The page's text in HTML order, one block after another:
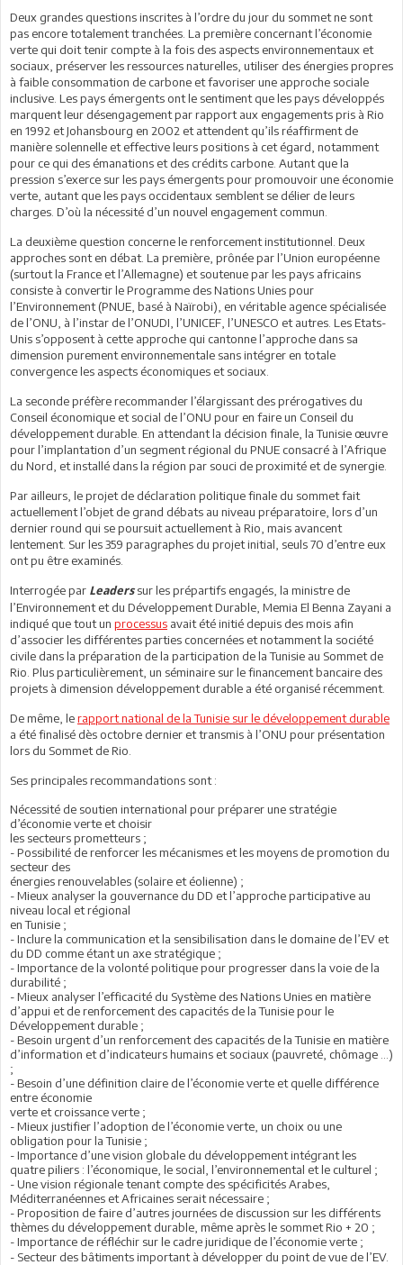
Deux grandes questions inscrites à l’ordre du jour du sommet ne sont
pas encore totalement tranchées. La première concernant l’économie
verte qui doit tenir compte à la fois des aspects environnementaux et
sociaux, préserver les ressources naturelles, utiliser des énergies propres
à faible consommation de carbone et favoriser une approche sociale
inclusive. Les pays émergents ont le sentiment que les pays développés
marquent leur désengagement par rapport aux engagements pris à Rio
en 1992 et Johansbourg en 2002 et attendent qu’ils réaffirment de
manière solennelle et effective leurs positions à cet égard, notamment
pour ce qui des émanations et des crédits carbone. Autant que la
pression s’exerce sur les pays émergents pour promouvoir une économie
verte, autant que les pays occidentaux semblent se délier de leurs
charges. D’où la nécessité d’un nouvel engagement commun.
La deuxième question concerne le renforcement institutionnel. Deux
approches sont en débat. La première, prônée par l’Union européenne
(surtout la France et l’Allemagne) et soutenue par les pays africains
consiste à convertir le Programme des Nations Unies pour
l’Environnement (PNUE, basé à Naïrobi), en véritable agence spécialisée
de l’ONU, à l’instar de l’ONUDI, l’UNICEF, l’UNESCO et autres. Les Etats-
Unis s’opposent à cette approche qui cantonne l’approche dans sa
dimension purement environnementale sans intégrer en totale
convergence les aspects économiques et sociaux.
La seconde préfère recommander l’élargissant des prérogatives du
Conseil économique et social de l’ONU pour en faire un Conseil du
développement durable. En attendant la décision finale, la Tunisie œuvre
pour l’implantation d’un segment régional du PNUE consacré à l’Afrique
du Nord, et installé dans la région par souci de proximité et de synergie.
Par ailleurs, le projet de déclaration politique finale du sommet fait
actuellement l’objet de grand débats au niveau préparatoire, lors d’un
dernier round qui se poursuit actuellement à Rio, mais avancent
lentement. Sur les 359 paragraphes du projet initial, seuls 70 d’entre eux
ont pu être examinés.
Interrogée par Leaderssur les prépartifs engagés, la ministre de
l’Environnement et du Développement Durable, Memia El Benna Zayani a
indiqué que tout un processus avait été initié depuis des mois afin
d’associer les différentes parties concernées et notamment la société
civile dans la préparation de la participation de la Tunisie au Sommet de
Rio. Plus particulièrement, un séminaire sur le financement bancaire des
projets à dimension développement durable a été organisé récemment.
De même, lerapport national de la Tunisie sur le développement durable
a été finalisé dès octobre dernier et transmis à l’ONU pour présentation
lors du Sommet de Rio.
Ses principales recommandations sont :
Nécessité de soutien international pour préparer une stratégie
d’économie verte et choisir
les secteurs prometteurs ;
- Possibilité de renforcer les mécanismes et les moyens de promotion du
secteur des
énergies renouvelables (solaire et éolienne) ;
- Mieux analyser la gouvernance du DD et l’approche participative au
niveau local et régional
en Tunisie ;
- Inclure la communication et la sensibilisation dans le domaine de l’EV et
du DD comme étant un axe stratégique ;
- Importance de la volonté politique pour progresser dans la voie de la
durabilité ;
- Mieux analyser l’efficacité du Système des Nations Unies en matière
d’appui et derenforcement des capacités de la Tunisie pour le
Développement durable ;
- Besoin urgent d’un renforcement des capacités de la Tunisie en matière
d’information et d’indicateurs humains et sociaux (pauvreté, chômage …)
;
- Besoin d’une définition claire de l’économie verte et quelle différence
entre économie
verte et croissance verte ;
- Mieux justifier l’adoption de l’économie verte, un choix ou une
obligation pour la Tunisie ;
- Importance d’une vision globale du développement intégrant les
quatre piliers : l’économique, le social, l’environnemental et le culturel ;
- Une vision régionale tenant compte des spécificités Arabes,
Méditerranéennes et Africaines serait nécessaire ;
- Proposition de faire d’autres journées de discussion sur les différents
thèmes du développement durable, même après le sommet Rio + 20 ;
- Importance de réfléchir sur le cadre juridique de l’économie verte ;
- Secteur des bâtiments important à développer du point de vue de l’EV.